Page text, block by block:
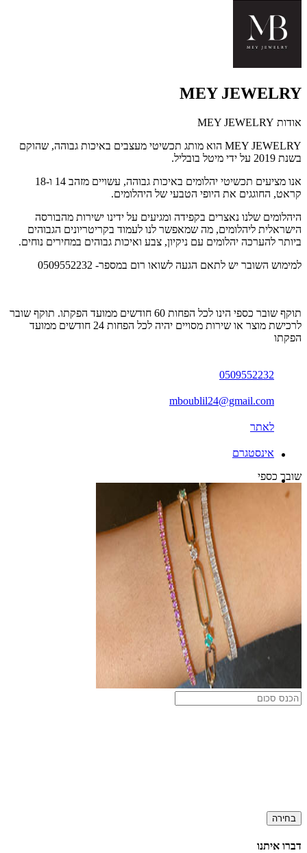
MEY JEWELRY
אודות MEY JEWELRY
MEY JEWELRY הוא מותג תכשיטי מעצבים באיכות גבוהה, שהוקם
בשנת 2019 על ידי מיטל בובליל.
אנו מציעים תכשיטי יהלומים באיכות גבוהה, עשויים מזהב 14 ו-18
קראט, החוגגים את היופי הטבעי של היהלומים.
היהלומים שלנו נאצרים בקפידה ומגיעים על ידינו ישירות מהבורסה
הישראלית ליהלומים, מה שמאפשר לנו לעמוד בקריטריונים הגבוהים
ביותר להערכה יהלומים עם ניקיון, צבע ואיכות גבוהים במחירים נוחים.
למימוש השובר יש לתאם הגעה לשואו רום במספר- 0509552232
תוקף שובר כספי הינו לכל הפחות 60 חודשים ממועד הפקתו. תוקף שובר
לרכישת מוצר או שירות מסויים יהיה לכל הפחות 24 חודשים ממועד
הפקתו
0509552232
mboublil24@gmail.com
לאתר
אינסטגרם
שובר כספי
בחירה
דברו איתנו